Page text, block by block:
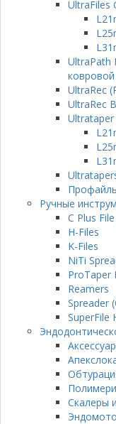
UltraFiles
UltraPath
UltraRec
UltraRec
Ручные
C Plus
H-Files
K-Files
NiTi
ProTaper
Reamers
Spreader
SuperFile
Скалеры